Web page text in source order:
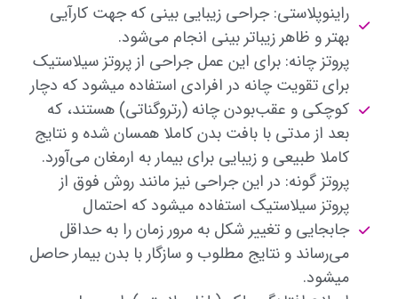
راینوپلاستی: جراحی زیبایی بینی که جهت کارآیی
بهتر و ظاهر زیباتر بینی انجام می‌شود.
پروتز چانه: برای این عمل جراحی از پروتز سیلاستیک
برای تقویت چانه در افرادی استفاده میشود که دچار
کوچکی و عقب‌بودن چانه (رتروگناتی) هستند، که
بعد از مدتی با بافت بدن کاملا همسان شده و نتایج
کاملا طبیعی و زیبایی برای بیمار به ارمغان می‌آورد.
پروتز گونه: در این جراحی نیز مانند روش فوق از
پروتز سیلاستیک استفاده میشود که احتمال
جابجایی و تغییر شکل به مرور زمان را به حداقل
می‌رساند و نتایج مطلوب و سازگار با بدن بیمار حاصل
میشود.